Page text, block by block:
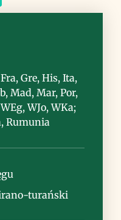
Gre, His, Ita,
Mad, Mar, Por,
WJo, WKa;
Rumunia
turański